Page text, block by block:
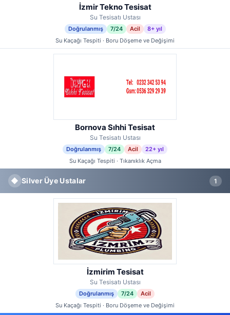
İzmir Tekno Tesisat
Su Tesisatı Ustası
Doğrulanmış 7/24 Acil
8+ yıl
Su Kaçağı Tespiti · Boru Döşeme ve Değişimi
Bornova Sıhhi Tesisat
Su Tesisatı Ustası
Doğrulanmış 7/24 Acil
22+ yıl
Su Kaçağı Tespiti · Tıkanıklık Açma
◆ Silver Üye Ustalar 1
İzmirim Tesisat
Su Tesisatı Ustası
Doğrulanmış 7/24
Acil
Su Kaçağı Tespiti · Boru Döşeme ve Değişimi